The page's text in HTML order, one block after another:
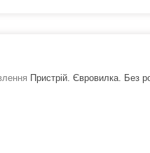
Пристрій. Євровилка. Без